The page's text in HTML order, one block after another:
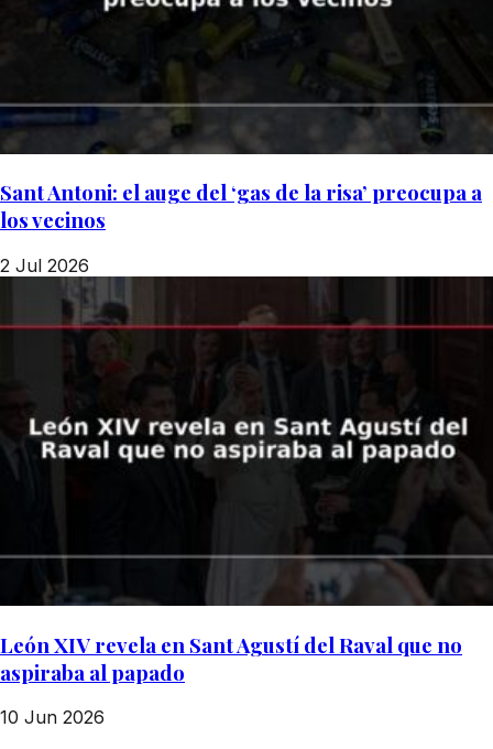
Sant Antoni: el auge del ‘gas de la risa’ preocupa a
los vecinos
2 Jul 2026
León XIV revela en Sant Agustí del Raval que no
aspiraba al papado
10 Jun 2026